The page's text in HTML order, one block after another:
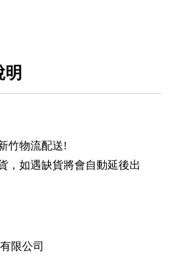
竹物流配送!
，如遇缺貨將會自動延後出
限公司